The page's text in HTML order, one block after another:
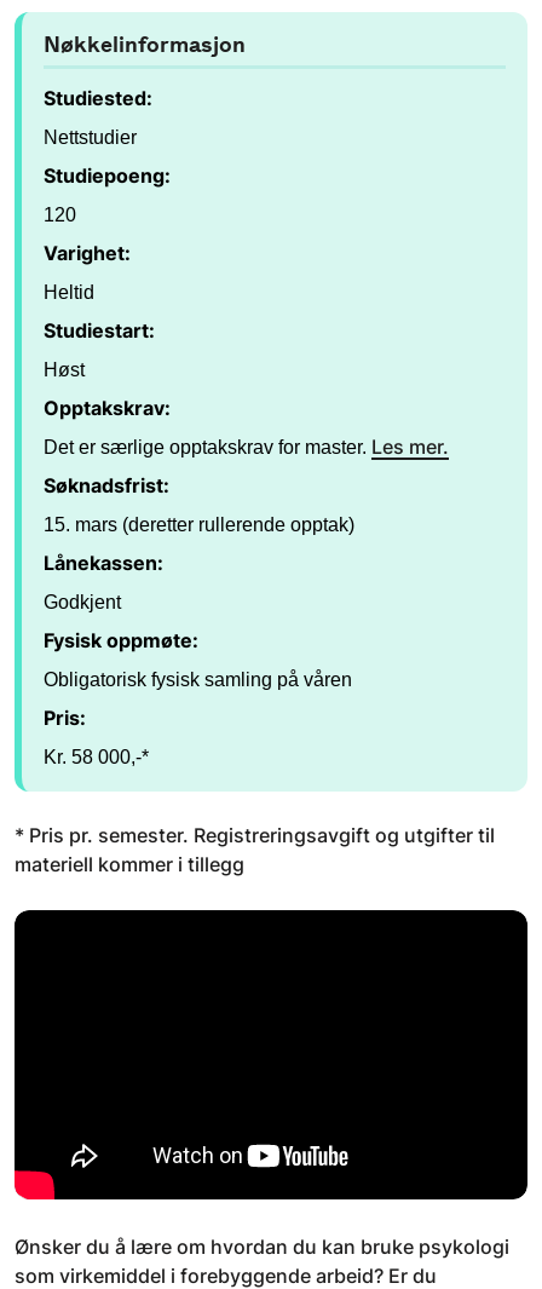
Nøkkelinformasjon
Studiested:
Nettstudier
Studiepoeng:
120
Varighet:
Heltid
Studiestart:
Høst
Opptakskrav:
Det er særlige opptakskrav for master. Les mer.
Søknadsfrist:
15. mars (deretter rullerende opptak)
Lånekassen:
Godkjent
Fysisk oppmøte:
Obligatorisk fysisk samling på våren
Pris:
Kr. 58 000,-*
* Pris pr. semester. Registreringsavgift og utgifter til
materiell kommer i tillegg
Ønsker du å lære om hvordan du kan bruke psykologi
som virkemiddel i forebyggende arbeid? Er du